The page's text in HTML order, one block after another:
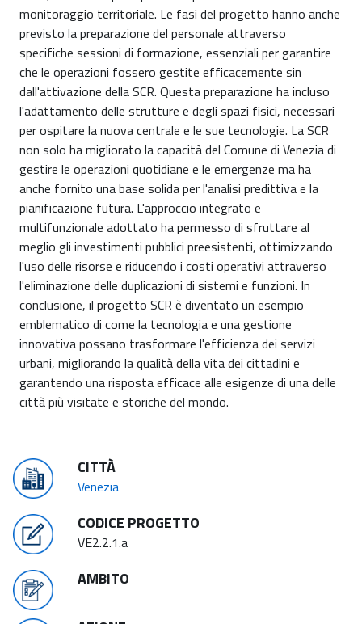
monitoraggio territoriale. Le fasi del progetto hanno anche
previsto la preparazione del personale attraverso
specifiche sessioni di formazione, essenziali per garantire
che le operazioni fossero gestite efficacemente sin
dall'attivazione della SCR. Questa preparazione ha incluso
l'adattamento delle strutture e degli spazi fisici, necessari
per ospitare la nuova centrale e le sue tecnologie. La SCR
non solo ha migliorato la capacità del Comune di Venezia di
gestire le operazioni quotidiane e le emergenze ma ha
anche fornito una base solida per l'analisi predittiva e la
pianificazione futura. L'approccio integrato e
multifunzionale adottato ha permesso di sfruttare al
meglio gli investimenti pubblici preesistenti, ottimizzando
l'uso delle risorse e riducendo i costi operativi attraverso
l'eliminazione delle duplicazioni di sistemi e funzioni. In
conclusione, il progetto SCR è diventato un esempio
emblematico di come la tecnologia e una gestione
innovativa possano trasformare l'efficienza dei servizi
urbani, migliorando la qualità della vita dei cittadini e
garantendo una risposta efficace alle esigenze di una delle
città più visitate e storiche del mondo.
CITTÀ
Venezia
CODICE PROGETTO
VE2.2.1.a
AMBITO